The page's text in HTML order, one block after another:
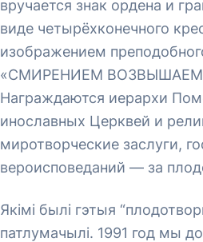
вручается знак ордена и
виде четырёхконечного
изображением
«СМИРЕНИЕМ
Награждаются иерархи
инославных Церквей и
миротворческие заслуги,
вероисповеданий — за
Якімі былі гэтыя
патлумачылі. 1991 год мы